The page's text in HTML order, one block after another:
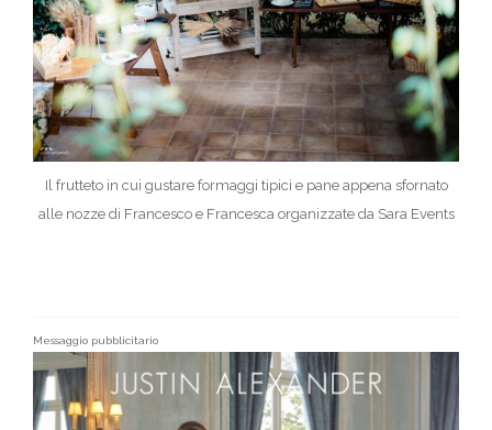
Il frutteto in cui gustare formaggi tipici e pane appena sfornato
alle nozze di Francesco e Francesca organizzate da Sara Events
Messaggio pubblicitario